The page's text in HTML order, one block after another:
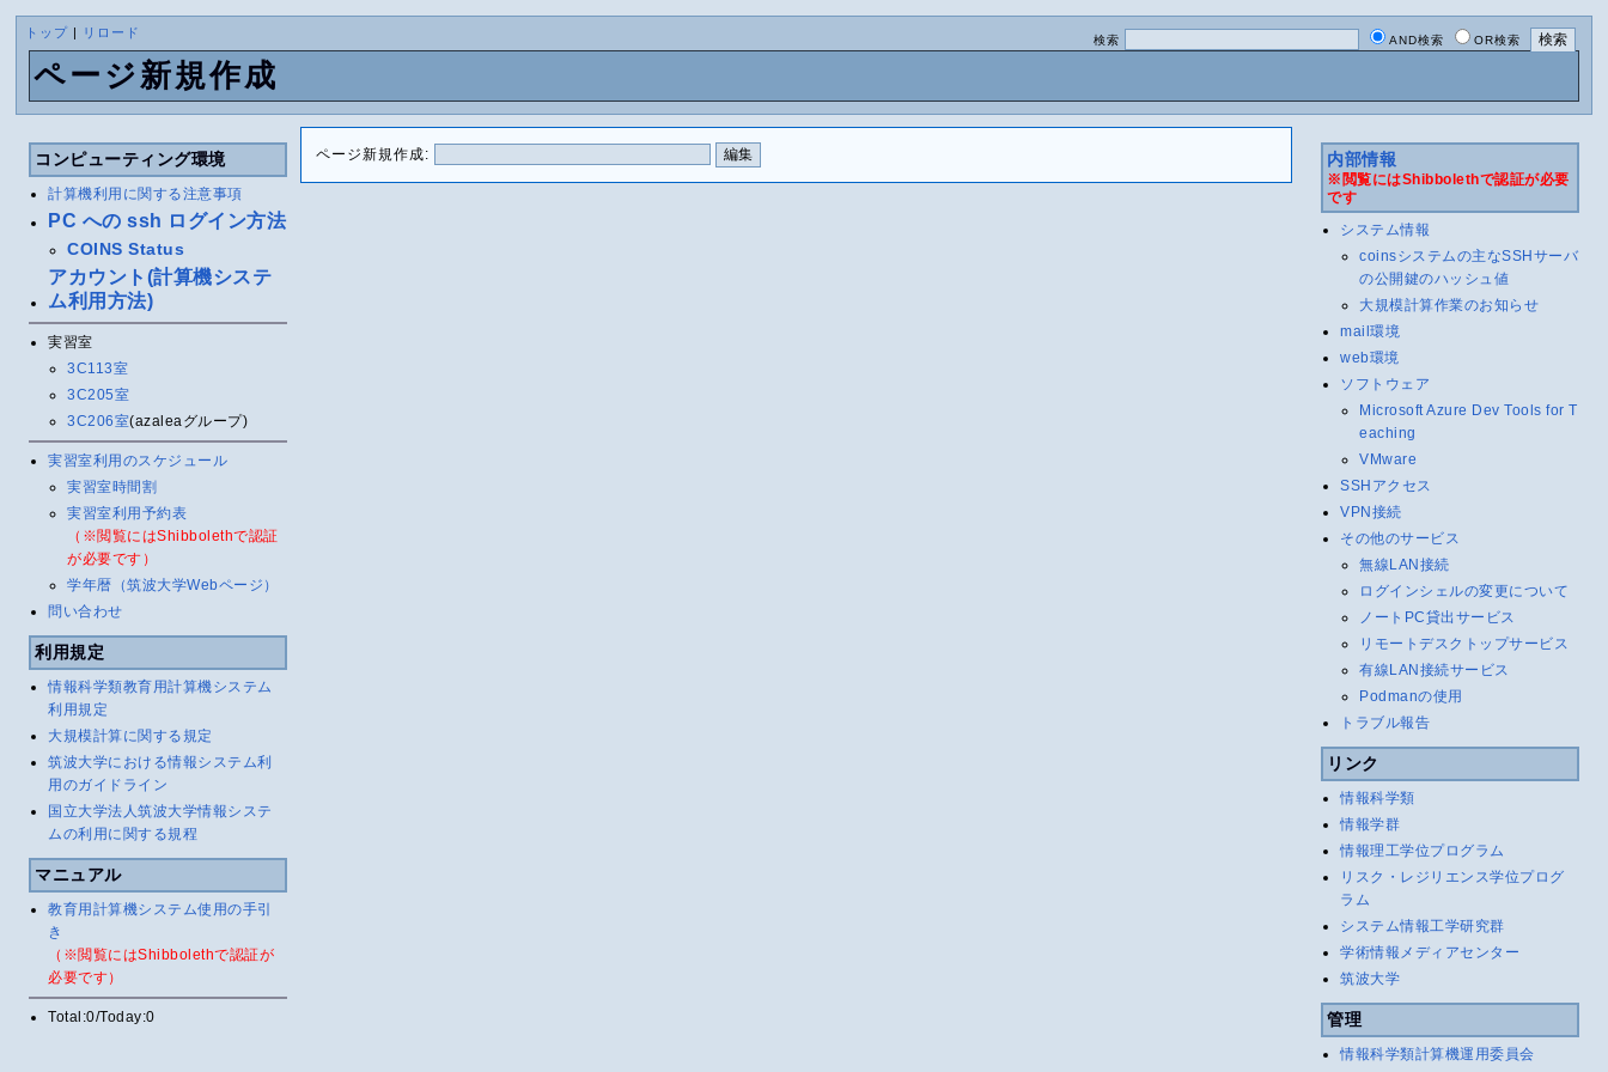
検索 AND検索 OR検索
トップ リロード
ページ新規作成
コンピューティング環境
計算機利用に関する注意事項
PC への ssh ログイン方法
COINS Status
アカウント(計算機システ
ム利用方法)
実習室
3C113室
3C205室
3C206室(azaleaグループ)
実習室利用のスケジュール
実習室時間割
実習室利用予約表
（※閲覧にはShibbolethで認証
が必要です）
学年暦（筑波大学Webページ）
問い合わせ
利用規定
情報科学類教育用計算機システム
利用規定
大規模計算に関する規定
筑波大学における情報システム利
用のガイドライン
国立大学法人筑波大学情報システ
ムの利用に関する規程
マニュアル
教育用計算機システム使用の手引
き
（※閲覧にはShibbolethで認証が
必要です）
Total:0/Today:0
ページ新規作成: 内部情報
※閲覧にはShibbolethで認証が必要
です
システム情報
coinsシステムの主なSSHサーバ
の公開鍵のハッシュ値
大規模計算作業のお知らせ
mail環境
web環境
ソフトウェア
Microsoft Azure Dev Tools for T
eaching
VMware
SSHアクセス
VPN接続
その他のサービス
無線LAN接続
ログインシェルの変更について
ノートPC貸出サービス
リモートデスクトップサービス
有線LAN接続サービス
Podmanの使用
トラブル報告
リンク
情報科学類
情報学群
情報理工学位プログラム
リスク・レジリエンス学位プログ
ラム
システム情報工学研究群
学術情報メディアセンター
筑波大学
管理
情報科学類計算機運用委員会